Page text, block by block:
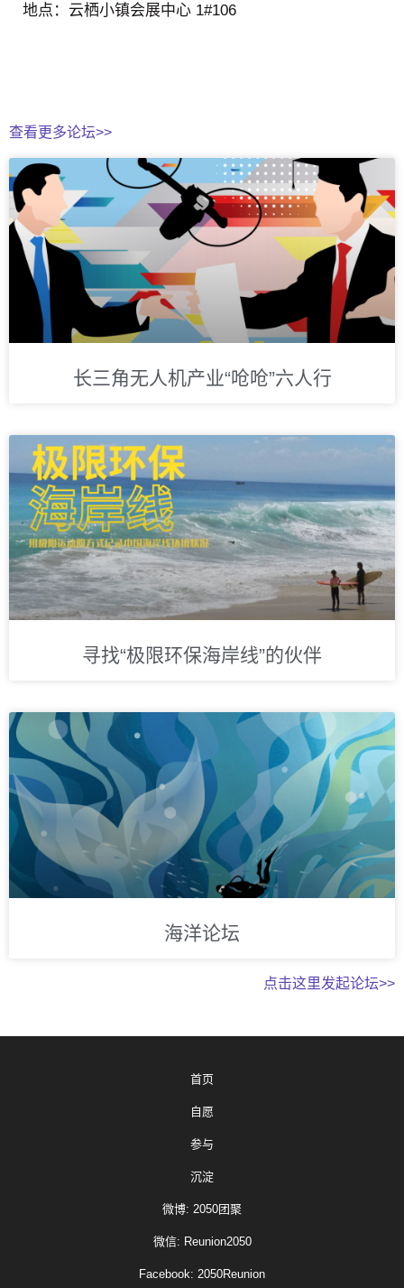
地点： 云栖小镇会展中心 1#106
查看更多论坛>>
长三角无人机产业“呛呛”六人行
寻找“极限环保海岸线”的伙伴
海洋论坛
点击这里发起论坛>>
首页
自愿
参与
沉淀
微博: 2050团聚
微信: Reunion2050
Facebook: 2050Reunion